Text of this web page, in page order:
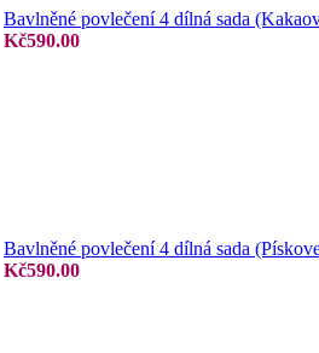
6 dílné povlečení
Bavlněné povlečení 4 dílná sada
Kč590.00
Bavlněné povlečení 4 dílná sada
Kč590.00